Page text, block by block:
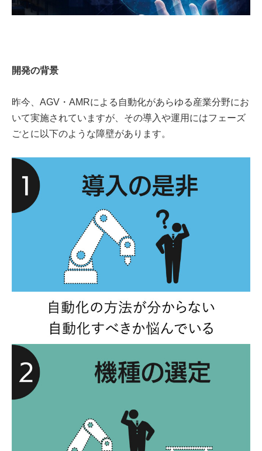
開発の背景
昨今、AGV・AMRによる自動化があらゆる産業分野にお
いて実施されていますが、その導入や運用にはフェーズ
ごとに以下のような障壁があります。